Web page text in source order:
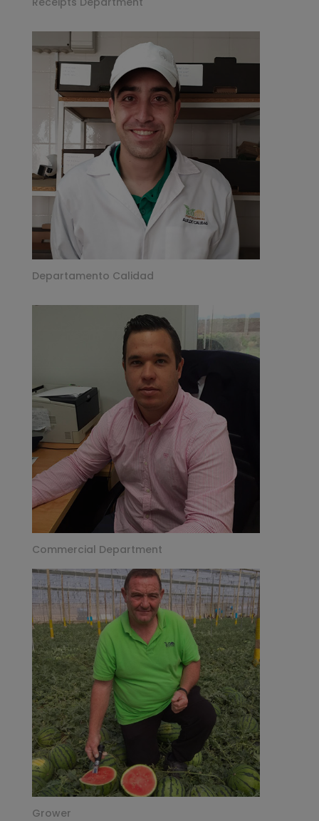
Departamento Calidad
Commercial Department
Grower